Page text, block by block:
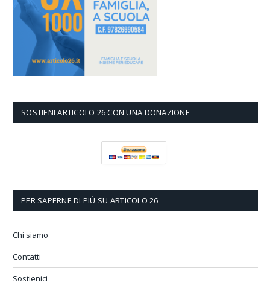
SOSTIENI ARTICOLO 26 CON UNA DONAZIONE
PER SAPERNE DI PIÙ SU ARTICOLO 26
Chi siamo
Contatti
Sostienici